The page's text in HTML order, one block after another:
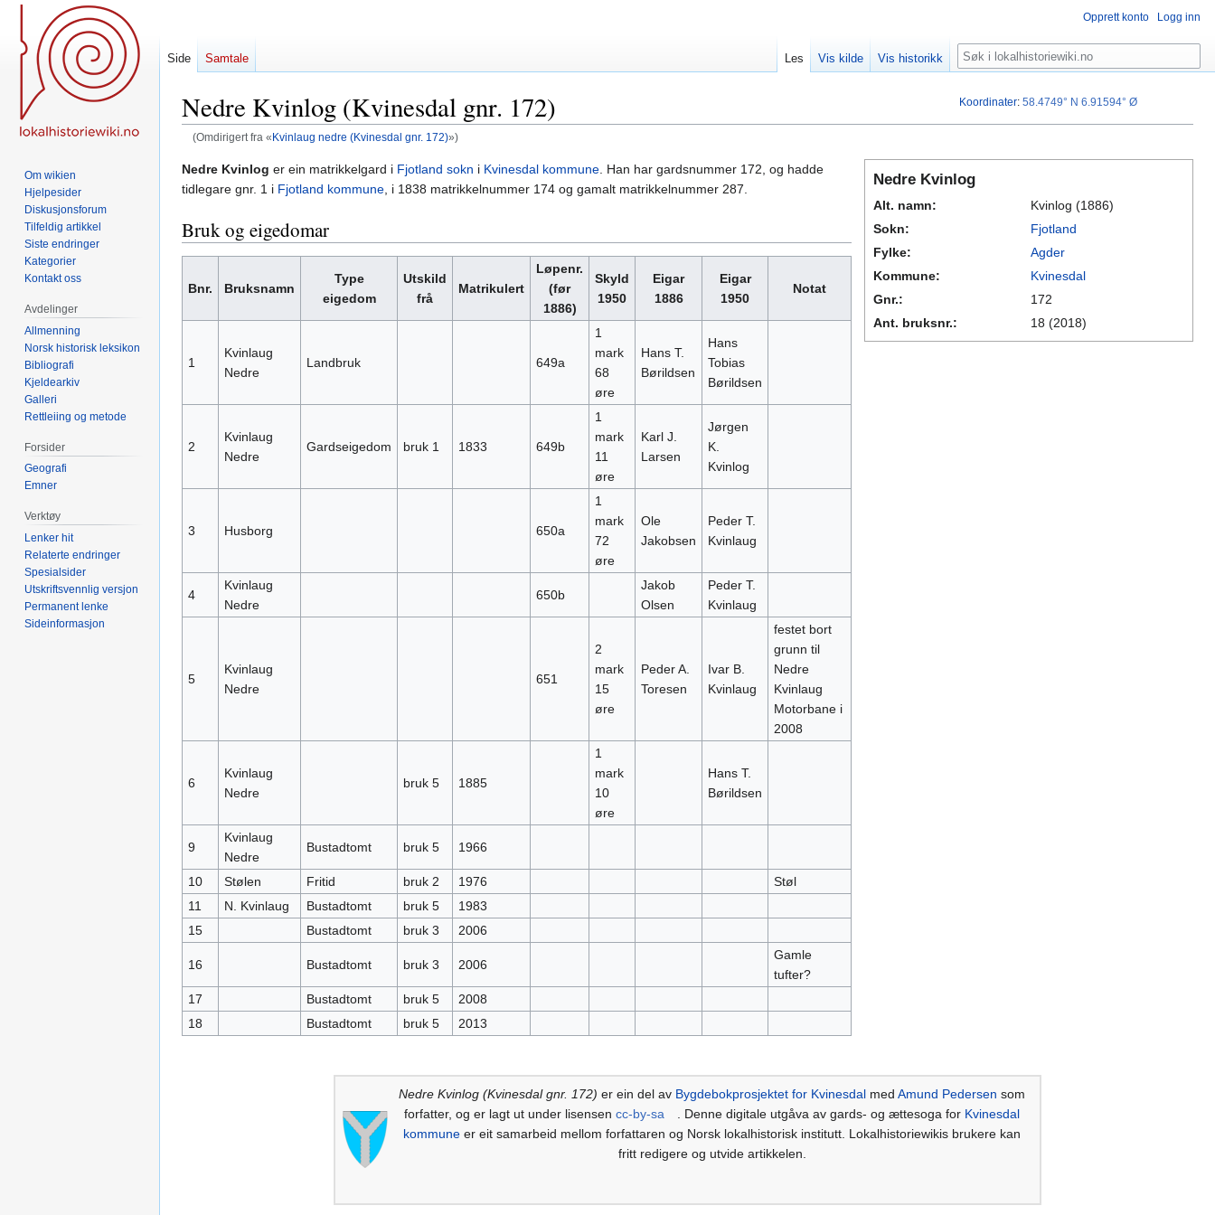
Nedre Kvinlog (Kvinesdal gnr. 172)
(Omdirigert fra « Kvinlaug nedre (Kvinesdal gnr. 172)»)
Hopp
til
Hopp
til
Nedre Kvinlog
Alt. namn:
Kvinlog (1886)
Sokn:
Fjotland
Fylke:
Agder
Kommune:
Kvinesdal
Gnr.:
172
Ant. bruksnr.:
18 (2018)
Nedre Kvinlog er ein matrikkelgard i Fjotland sokn i Kvinesdal kommune . Han har gardsnummer 172, og hadde
tidlegare gnr. 1 i Fjotland kommune , i 1838 matrikkelnummer 174 og gamalt matrikkelnummer 287.
Bruk og eigedomar
Bnr. Bruksnamn
Type
eigedom
Utskild
frå
Matrikulert
Løpenr.
(før
1886)
Skyld
1950
Eigar
1886
Eigar
1950
Notat
1
Kvinlaug
Nedre
Landbruk 649a
1
mark
68
øre
Hans T.
Børildsen
Hans
Tobias
Børildsen
2
Kvinlaug
Nedre
Gardseigedom bruk 1 1833 649b
1
mark
11
øre
Karl J.
Larsen
Jørgen
K.
Kvinlog
3 Husborg 650a
1
mark
72
øre
Ole
Jakobsen
Peder T.
Kvinlaug
4
Kvinlaug
Nedre
650b
Jakob
Olsen
Peder T.
Kvinlaug
5
Kvinlaug
Nedre
651
2
mark
15
øre
Peder A.
Toresen
Ivar B.
Kvinlaug
festet bort
grunn til
Nedre
Kvinlaug
Motorbane i
2008
6
Kvinlaug
Nedre
bruk 5 1885
1
mark
10
øre
Hans T.
Børildsen
9
Kvinlaug
Nedre
Bustadtomt bruk 5 1966
10 Stølen Fritid bruk 2 1976
Støl
11
N. Kvinlaug Bustadtomt bruk 5
1983
15
Bustadtomt bruk 3 2006
16 Bustadtomt bruk 3 2006
Gamle
tufter?
17
Bustadtomt bruk 5
2008
18
Bustadtomt bruk 5 2013
Koordinater:58.4749° N 6.91594° Ø
Nedre Kvinlog (Kvinesdal gnr. 172) er ein del av Bygdebokprosjektet for Kvinesdal med Amund Pedersen som
forfatter, og er lagt ut under lisensen cc-by-sa . Denne digitale utgåva av gards- og ættesoga for Kvinesdal
kommune er eit samarbeid mellom forfattaren og Norsk lokalhistorisk institutt. Lokalhistoriewikis brukere kan
fritt redigere og utvide artikkelen.
Opprett konto Logg inn
Side Samtale Les Vis kilde Vis historikk Søk
Om wikien
Hjelpesider
Diskusjonsforum
Tilfeldig artikkel
Siste endringer
Kategorier
Kontakt oss
Avdelinger
Allmenning
Norsk historisk leksikon
Bibliografi
Kjeldearkiv
Galleri
Rettleiing og metode
Forsider
Geografi
Emner
Verktøy
Lenker hit
Relaterte endringer
Spesialsider
Utskriftsvennlig versjon
Permanent lenke
Sideinformasjon